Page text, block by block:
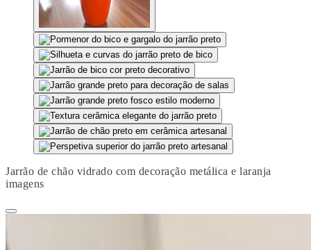
Jarrão de chão vidrado com decoração metálica e laranja
imagens